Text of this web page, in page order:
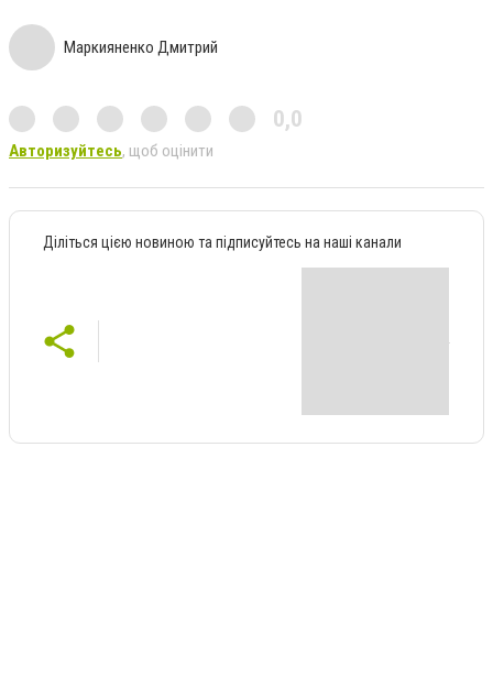
Маркияненко Дмитрий
0,0
Авторизуйтесь, щоб оцінити
Діліться цією новиною та підписуйтесь на наші канали